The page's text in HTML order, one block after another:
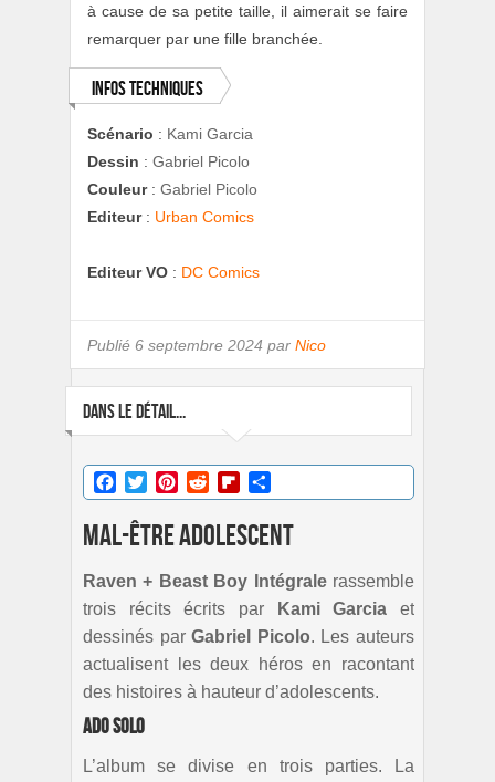
à cause de sa petite taille, il aimerait se faire
remarquer par une fille branchée.
Infos techniques
Scénario : Kami Garcia
Dessin : Gabriel Picolo
Couleur: Gabriel Picolo
Editeur: Urban Comics
Editeur VO : DC Comics
Publié 6 septembre 2024 par Nico
DANS LE DÉTAIL...
Facebook
TwitterPinterestRedditFlipboard
Mal-être adolescent
Raven + Beast Boy Intégralerassemble
trois récits écrits par
Kami Garcia et
dessinés parGabriel Picolo. Les auteurs
actualisent les deux héros en racontant
des histoires à hauteur d’adolescents.
Ado solo
L’album se divise en trois parties. La